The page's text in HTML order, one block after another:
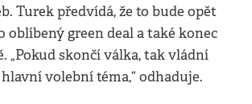
Turek předvídá, že to bude opět
oblíbený green deal a také konec
„Pokud skončí válka, tak vládní
volební téma,“ odhaduje.